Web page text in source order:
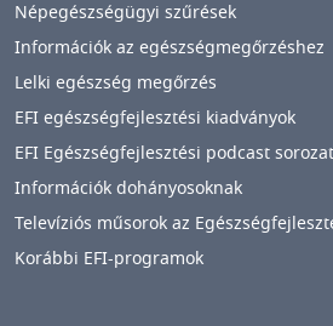
Népegészségügyi szűrések
Információk az egészségmegőrzéshez
Lelki egészség megőrzés
EFI egészségfejlesztési kiadványok
EFI Egészségfejlesztési podcast sorozat
Információk dohányosoknak
Televíziós műsorok az
Korábbi EFI-programok